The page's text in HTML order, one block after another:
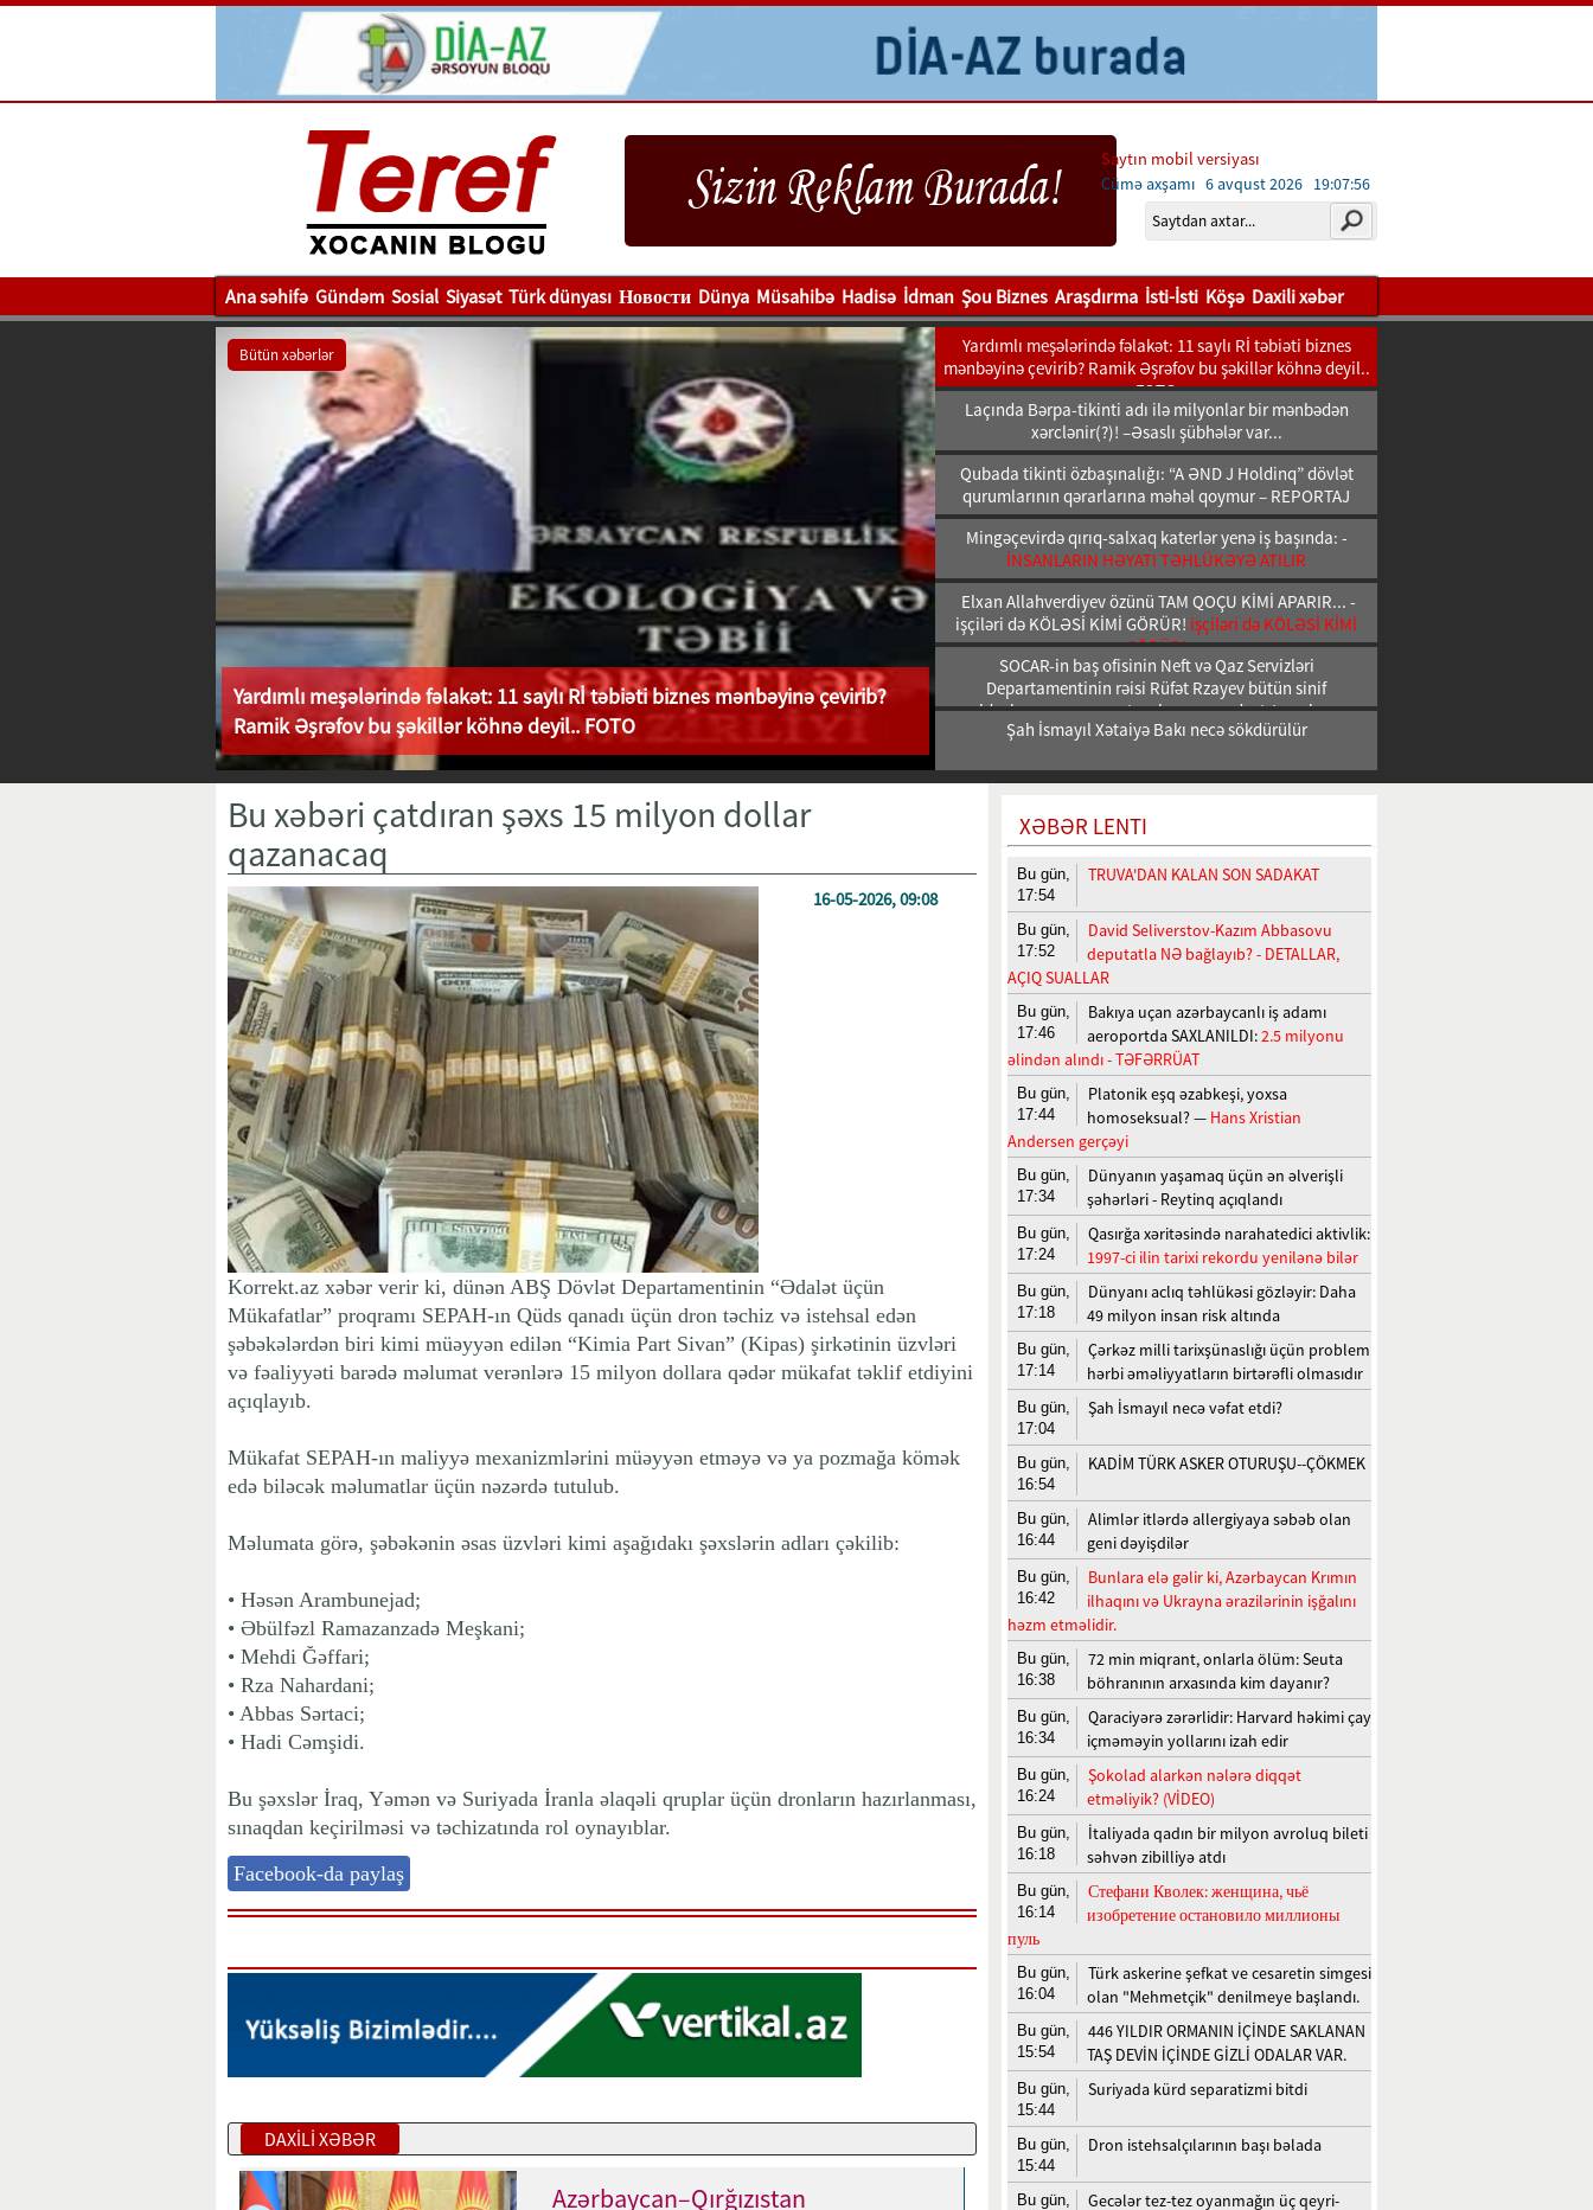
Saytın mobil versiyası
Cümə axşamı 6 avqust 2026 19:07:57
Ana səhifə Gündəm Sosial Siyasət Türk dünyası Новости Dünya Müsahibə Hadisə İdman Şou Biznes Araşdırma İsti-İsti Köşə Daxili xəbər
Bütün xəbərlər
Yardımlı meşələrində fəlakət: 11 saylı Rİ təbiəti biznes
mənbəyinə çevirib? Ramik Əşrəfov bu şəkillər köhnə deyil..
FOTO
Yardımlı meşələrində fəlakət: 11 saylı Rİ təbiəti biznes mənbəyinə çevirib?
Ramik Əşrəfov bu şəkillər köhnə deyil.. FOTO
Laçında Bərpa-tikinti adı ilə milyonlar bir mənbədən
xərclənir(?)! –Əsaslı şübhələr var...
Qubada tikinti özbaşınalığı: “A ƏND J Holdinq” dövlət
qurumlarının qərarlarına məhəl qoymur – REPORTAJ
Mingəçevirdə qırıq-salxaq katerlər yenə iş başında: -
İNSANLARIN HƏYATI TƏHLÜKƏYƏ ATILIR
Elxan Allahverdiyev özünü TAM QOÇU KİMİ APARIR... -
işçiləri də KÖLƏSİ KİMİ GÖRÜR! işçiləri də KÖLƏSİ KİMİ
GÖRÜR!
SOCAR-in baş ofisinin Neft və Qaz Servizləri
Departamentinin rəisi Rüfət Rzayev bütün sinif
yoldaşlarına, uşaq vaxtı salam verən dost-tanışlarına
vəzifə verib İDDİA
Şah İsmayıl Xətaiyə Bakı necə sökdürülür
Bu xəbəri çatdıran şəxs 15 milyon dollar
qazanacaq
16-05-2026, 09:08
Korrekt.az xəbər verir ki, dünən ABŞ Dövlət Departamentinin “Ədalət üçün
Mükafatlar” proqramı SEPAH-ın Qüds qanadı üçün dron təchiz və istehsal edən
şəbəkələrdən biri kimi müəyyən edilən “Kimia Part Sivan” (Kipas) şirkətinin üzvləri
və fəaliyyəti barədə məlumat verənlərə 15 milyon dollara qədər mükafat təklif etdiyini
açıqlayıb.
Mükafat SEPAH-ın maliyyə mexanizmlərini müəyyən etməyə və ya pozmağa kömək
edə biləcək məlumatlar üçün nəzərdə tutulub.
Məlumata görə, şəbəkənin əsas üzvləri kimi aşağıdakı şəxslərin adları çəkilib:
• Həsən Arambunejad;
• Əbülfəzl Ramazanzadə Meşkani;
• Mehdi Ğəffari;
• Rza Nahardani;
• Abbas Sərtaci;
• Hadi Cəmşidi.
Bu şəxslər İraq, Yəmən və Suriyada İranla əlaqəli qruplar üçün dronların hazırlanması,
sınaqdan keçirilməsi və təchizatında rol oynayıblar.
Facebook-da paylaş
DAXİLİ XƏBƏR
Azərbaycan–Qırğızıstan
XƏBƏR LENTI
Bu gün,
17:54
TRUVA'DAN KALAN SON SADAKAT
Bu gün,
17:52
David Seliverstov-Kazım Abbasovu
deputatla NƏ bağlayıb? - DETALLAR,
AÇIQ SUALLAR
Bu gün,
17:46
Bakıya uçan azərbaycanlı iş adamı
aeroportda SAXLANILDI:2.5 milyonu
əlindən alındı - TƏFƏRRÜAT
Bu gün,
17:44
Platonik eşq əzabkeşi, yoxsa
homoseksual? — Hans Xristian
Andersen gerçəyi
Bu gün,
17:34
Dünyanın yaşamaq üçün ən əlverişli
şəhərləri - Reytinq açıqlandı
Bu gün,
17:24
Qasırğa xəritəsində narahatedici aktivlik:
1997-ci ilin tarixi rekordu yenilənə bilər
Bu gün,
17:18
Dünyanı aclıq təhlükəsi gözləyir: Daha
49 milyon insan risk altında
Bu gün,
17:14
Çərkəz milli tarixşünaslığı üçün problem
hərbi əməliyyatların birtərəfli olmasıdır
Bu gün,
17:04
Şah İsmayıl necə vəfat etdi?
Bu gün,
16:54
KADİM TÜRK ASKER OTURUŞU--ÇÖKMEK
Bu gün,
16:44
Alimlər itlərdə allergiyaya səbəb olan
geni dəyişdilər
Bu gün,
16:42
Bunlara elə gəlir ki, Azərbaycan Krımın
ilhaqını və Ukrayna ərazilərinin işğalını
həzm etməlidir.
Bu gün,
16:38
72 min miqrant, onlarla ölüm: Seuta
böhranının arxasında kim dayanır?
Bu gün,
16:34
Qaraciyərə zərərlidir: Harvard həkimi çay
içməməyin yollarını izah edir
Bu gün,
16:24
Şokolad alarkən nələrə diqqət
etməliyik? (VİDEO)
Bu gün,
16:18
İtaliyada qadın bir milyon avroluq bileti
səhvən zibilliyə atdı
Bu gün,
16:14
Стефани Кволек: женщина, чьё
изобретение остановило миллионы
пуль
Bu gün,
16:04
Türk askerine şefkat ve cesaretin simgesi
olan "Mehmetçik" denilmeye başlandı.
Bu gün,
15:54
446 YILDIR ORMANIN İÇİNDE SAKLANAN
TAŞ DEVİN İÇİNDE GİZLİ ODALAR VAR.
Bu gün,
15:44
Suriyada kürd separatizmi bitdi
Bu gün,
15:44
Dron istehsalçılarının başı bəlada
Bu gün,
Gecələr tez-tez oyanmağın üç qeyri-